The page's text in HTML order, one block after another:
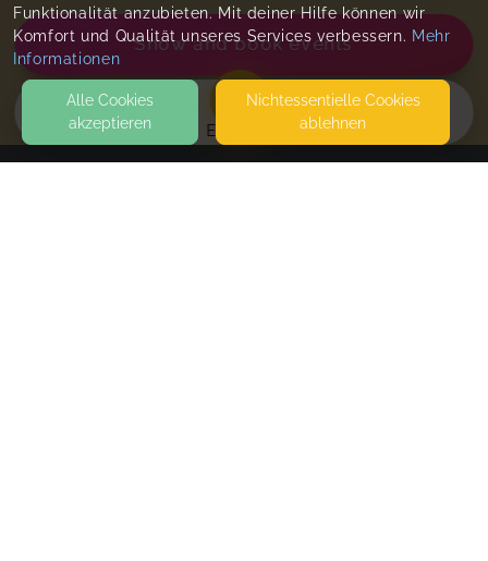
EVENTS
Show and book events
Funktionalität anzubieten. Mit deiner Hilfe können wir
Komfort und Qualität unseres Services verbessern. Mehr
Informationen
Alle Cookies
akzeptieren
Nicht­essentielle Cookies
ablehnen